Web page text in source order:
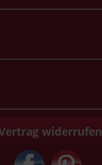
widerrufen